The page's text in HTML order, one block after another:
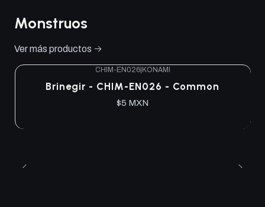
Monstruos
Ver más productos
CHIM-EN026| KONAMI
Brinegir - CHIM-EN026 - Common
$5 MXN